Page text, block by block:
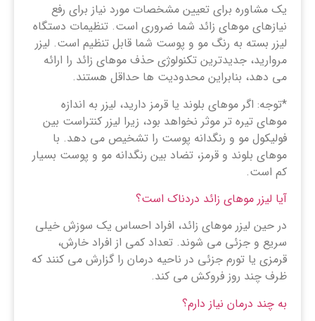
یک مشاوره برای تعیین مشخصات مورد نیاز برای رفع
نیازهای موهای زائد شما ضروری است. تنظیمات دستگاه
لیزر بسته به رنگ مو و پوست شما قابل تنظیم است. لیزر
مروارید، جدیدترین تکنولوژی حذف موهای زائد را ارائه
می دهد، بنابراین محدودیت ها حداقل هستند.
*توجه: اگر موهای بلوند یا قرمز دارید، لیزر به اندازه
موهای تیره تر موثر نخواهد بود، زیرا لیزر کنتراست بین
فولیکول مو و رنگدانه پوست را تشخیص می دهد. با
موهای بلوند و قرمز، تضاد بین رنگدانه مو و پوست بسیار
کم است.
آیا لیزر موهای زائد دردناک است؟
در حین لیزر موهای زائد، افراد احساس یک سوزش خیلی
سریع و جزئی می شوند. تعداد کمی از افراد خارش،
قرمزی یا تورم جزئی در ناحیه درمان را گزارش می کنند که
ظرف چند روز فروکش می کند.
به چند درمان نیاز دارم؟